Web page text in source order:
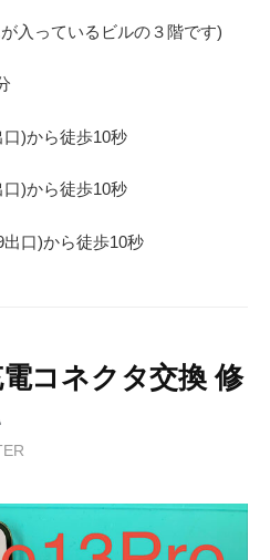
が入っているビルの３階です)
口)から徒歩10秒
口)から徒歩10秒
出口)から徒歩10秒
コネクタ交換 修